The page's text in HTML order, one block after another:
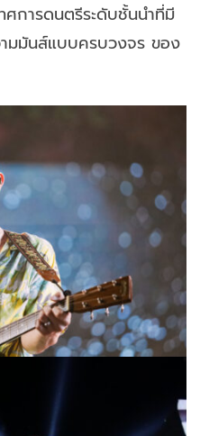
ศการดนตรีระดับชั้นนำที่มี
มมันส์แบบครบวงจร ของ